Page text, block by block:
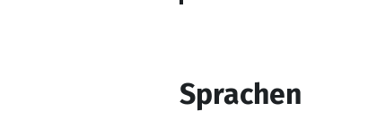
Sprachen